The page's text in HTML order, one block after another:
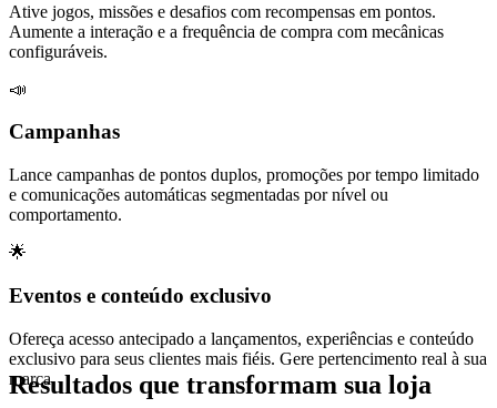
Ative jogos, missões e desafios com recompensas em pontos.
Aumente a interação e a frequência de compra com mecânicas
configuráveis.
📣
Campanhas
Lance campanhas de pontos duplos, promoções por tempo limitado
e comunicações automáticas segmentadas por nível ou
comportamento.
🌟
Eventos e conteúdo exclusivo
Ofereça acesso antecipado a lançamentos, experiências e conteúdo
exclusivo para seus clientes mais fiéis. Gere pertencimento real à sua
marca.
Resultados que transformam sua loja